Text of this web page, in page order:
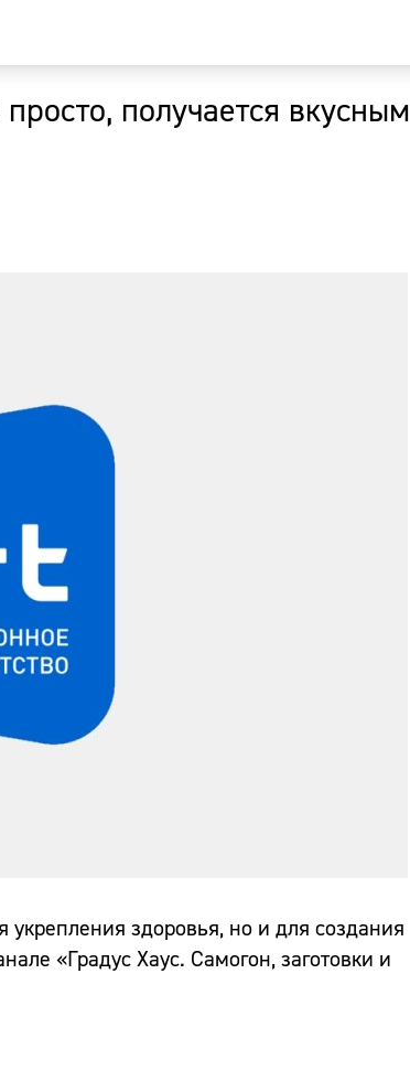
получается вкусным
здоровья, но и для создания
«Градус Хаус. Самогон, заготовки и
Главная
Курсы валют